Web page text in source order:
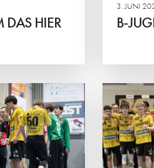
DAS HIER
3. JUNI
B-
DURCH
holt